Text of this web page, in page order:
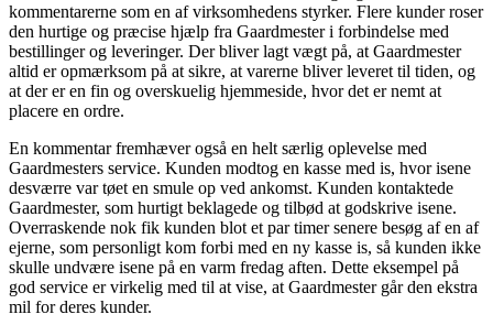
kommentarerne som en af virksomhedens styrker. Flere kunder roser
den hurtige og præcise hjælp fra Gaardmester i forbindelse med
bestillinger og leveringer. Der bliver lagt vægt på, at Gaardmester
altid er opmærksom på at sikre, at varerne bliver leveret til tiden, og
at der er en fin og overskuelig hjemmeside, hvor det er nemt at
placere en ordre.
En kommentar fremhæver også en helt særlig oplevelse med
Gaardmesters service. Kunden modtog en kasse med is, hvor isene
desværre var tøet en smule op ved ankomst. Kunden kontaktede
Gaardmester, som hurtigt beklagede og tilbød at godskrive isene.
Overraskende nok fik kunden blot et par timer senere besøg af en af
ejerne, som personligt kom forbi med en ny kasse is, så kunden ikke
skulle undvære isene på en varm fredag aften. Dette eksempel på
god service er virkelig med til at vise, at Gaardmester går den ekstra
mil for deres kunder.